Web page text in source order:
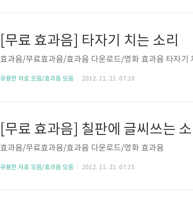
[무료 효과음] 타자기 치는 소리
효과음/무료효과음/효과음 다운로드/영화 효과음 타자기
유용한 자료 모음/효과음 모음 2012. 11. 21. 07:18
[무료 효과음] 칠판에 글씨쓰는 소
효과음/무료효과음/효과음 다운로드/영화 효과음
유용한 자료 모음/효과음 모음 2012. 11. 21. 07:15